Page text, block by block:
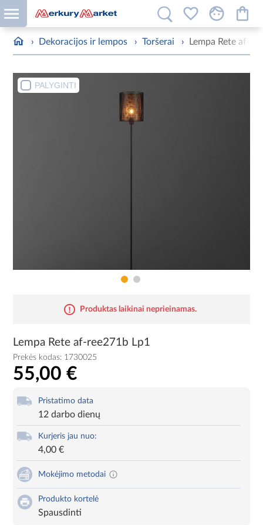
› Dekoracijos ir lempos › Toršerai › Lempa Rete af-
PALYGINTI
Produktas laikinai neprieinamas.
Lempa Rete af-ree271b Lp1
Prekės kodas: 1730025
55,00 €
Pristatimo data
12 darbo dienų
Kurjeris jau nuo:
4,00 €
Mokėjimo metodai
Produkto kortelė
Spausdinti